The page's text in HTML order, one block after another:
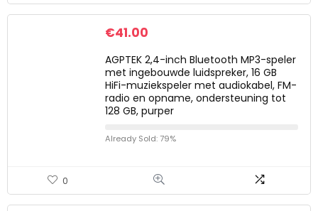
€41.00
AGPTEK 2,4-inch Bluetooth MP3-speler
met ingebouwde luidspreker, 16 GB
HiFi-muziekspeler met audiokabel, FM-
radio en opname, ondersteuning tot
128 GB, purper
Already Sold: 79%
0